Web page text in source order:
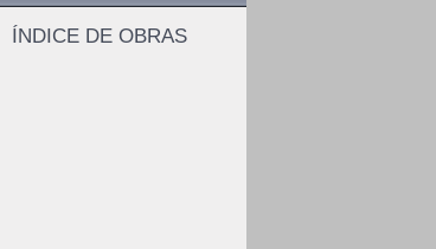
ÍNDICE DE OBRAS